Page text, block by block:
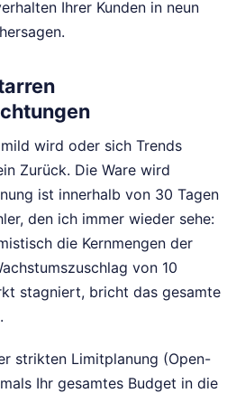
Ihrer Kunden in neun
wird oder sich Trends
Zurück. Die Ware wird
ist innerhalb von 30 Tagen
den ich immer wieder sehe:
die Kernmengen der
von 10
stagniert, bricht das gesamte
strikten Limitplanung (Open-
Ihr gesamtes Budget in die